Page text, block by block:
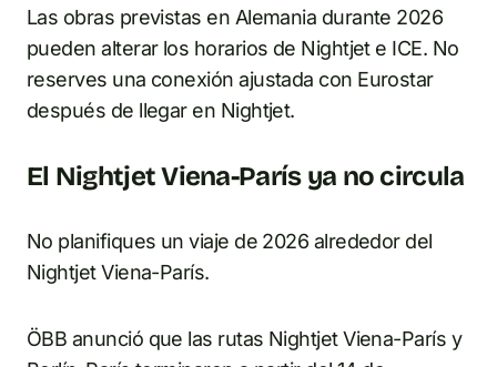
Las obras previstas en Alemania durante 2026
pueden alterar los horarios de Nightjet e ICE. No
reserves una conexión ajustada con Eurostar
después de llegar en Nightjet.
El Nightjet Viena-París ya no circula
No planifiques un viaje de 2026 alrededor del
Nightjet Viena-París.
ÖBB anunció que las rutas Nightjet Viena-París y